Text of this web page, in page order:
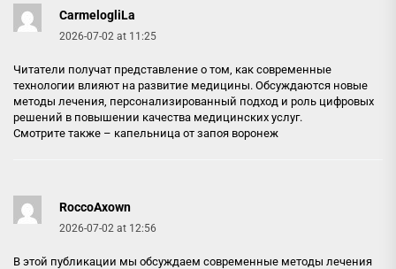
CarmelogliLa
2026-07-02 at 11:25
Читатели получат представление о том, как современные
технологии влияют на развитие медицины. Обсуждаются новые
методы лечения, персонализированный подход и роль цифровых
решений в повышении качества медицинских услуг.
Смотрите также – капельница от запоя воронеж
RoccoAxown
2026-07-02 at 12:56
В этой публикации мы обсуждаем современные методы лечения